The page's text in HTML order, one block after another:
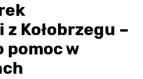
Kołobrzegu –
pomoc w